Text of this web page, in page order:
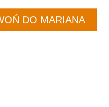
DO MARIANA